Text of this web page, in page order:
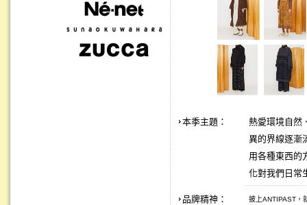
本季主題：
熱愛環境自然
異的界線逐漸
用各種東西的
化對我們日常
品牌精神： 披上ANTIPAST，